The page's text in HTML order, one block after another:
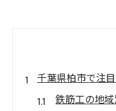
千葉県柏市で注
鉄筋工の地